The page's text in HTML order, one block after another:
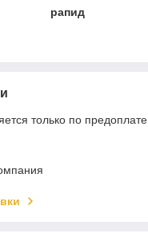
рапид
только по предоплате.